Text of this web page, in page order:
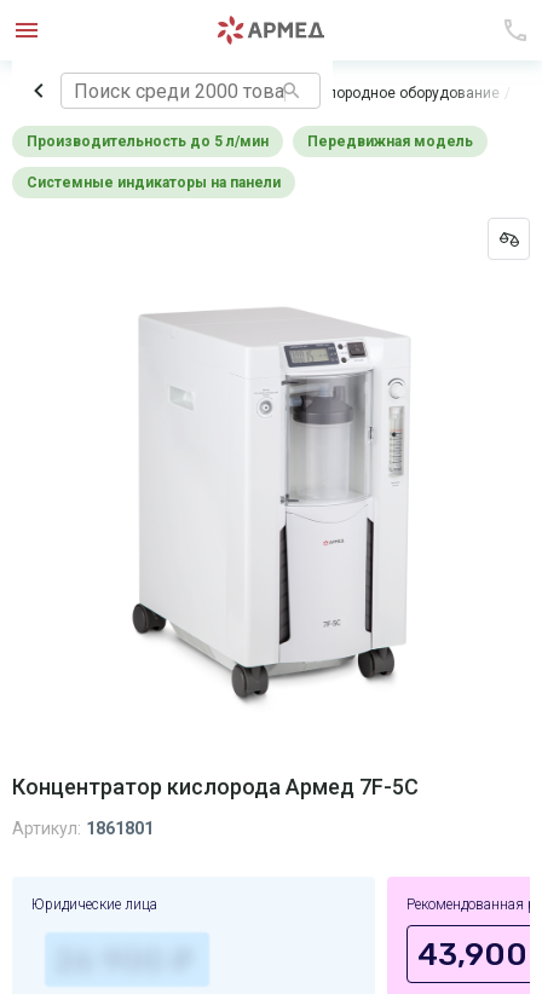
Главная Медицинское оборудование Кислородное оборудование
Производительность до 5 л/мин Передвижная модель
Системные индикаторы на панели
Концентратор кислорода Армед 7F-5C
Артикул: 1861801
Юридические лица Рекомендованная
43,900